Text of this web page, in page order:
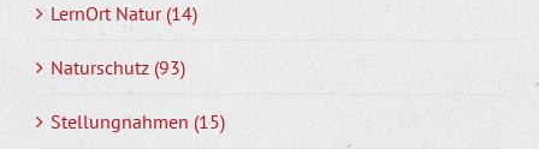
LernOrt Natur (14)
Naturschutz (93)
Stellungnahmen (15)